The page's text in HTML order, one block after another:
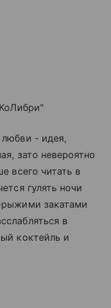
любви - идея,
зато невероятно
всего читать в
гулять ночи
закатами
в
коктейль и